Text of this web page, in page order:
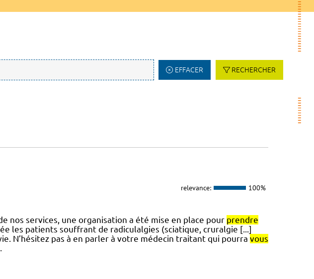
EFFACER RECHERCHER
relevance: 100%
nos services, une organisation a été mise en place pour prendre
les patients souffrant de radiculalgies (sciatique, cruralgie [...]
N’hésitez pas à en parler à votre médecin traitant qui pourra vous